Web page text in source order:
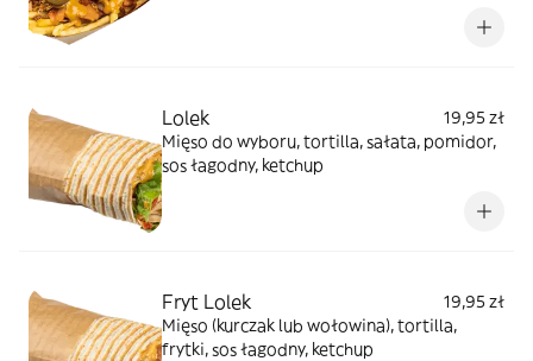
Lolek
19,95 zł
Mięso do wyboru, tortilla, sałata, pomidor,
sos łagodny, ketchup
Fryt Lolek
19,95 zł
Mięso (kurczak lub wołowina), tortilla,
frytki, sos łagodny, ketchup